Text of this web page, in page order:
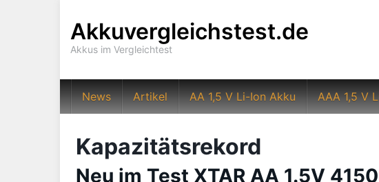
Akkuvergleichstest.de
Akkus im Vergleichtest
News Artikel AA 1,5 V Li-Ion Akku AAA 1,5 V
Kapazitätsrekord
Neu im Test XTAR AA 1.5V